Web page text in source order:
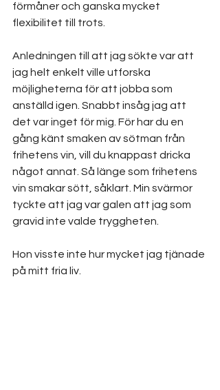
förmåner och ganska mycket
flexibilitet till trots.
Anledningen till att jag sökte var att
jag helt enkelt ville utforska
möjligheterna för att jobba som
anställd igen. Snabbt insåg jag att
det var inget för mig. För har du en
gång känt smaken av sötman från
frihetens vin, vill du knappast dricka
något annat. Så länge som frihetens
vin smakar sött, såklart. Min svärmor
tyckte att jag var galen att jag som
gravid inte valde tryggheten.
Hon visste inte hur mycket jag tjänade
på mitt fria liv.